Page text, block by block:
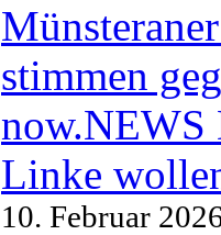
stimmen
now.NEWS
Linke
10. Februar